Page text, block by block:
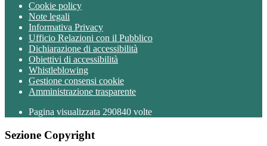
Cookie policy
Note legali
Informativa Privacy
Ufficio Relazioni con il Pubblico
Dichiarazione di accessibilità
Obiettivi di accessibilità
Whistleblowing
Gestione consensi cookie
Amministrazione trasparente
Pagina visualizzata 290840 volte
Sezione Copyright